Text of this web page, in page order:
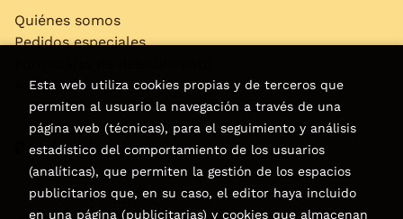
Quiénes somos
Pedidos especiales
Accesibilidad
Puede interesarte
Esta web utiliza cookies propias y de terceros que
permiten al usuario la navegación a través de una
página web (técnicas), para el seguimiento y análisis
estadístico del comportamiento de los usuarios
(analíticas), que permiten la gestión de los espacios
publicitarios que, en su caso, el editor haya incluido
en una página (publicitarias) y cookies que almacenan